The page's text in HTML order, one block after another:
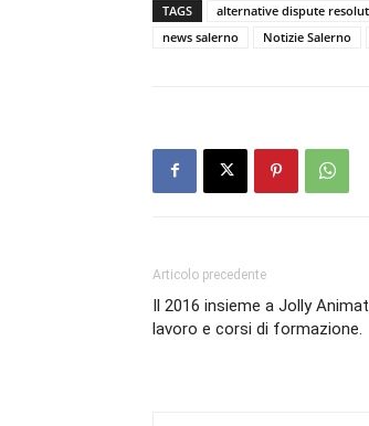
TAGS alternative dispute
news salerno
Notizie Salerno
Articolo precedente
Il 2016 insieme a Jolly
lavoro e corsi di formazione.